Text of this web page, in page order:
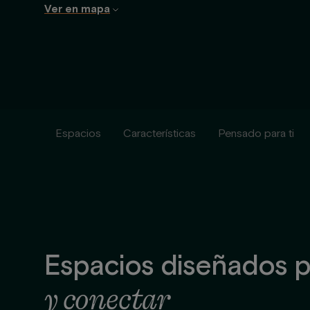
Ver en mapa
Espacios Características Pensado para ti
Espacios diseñados
y conectar